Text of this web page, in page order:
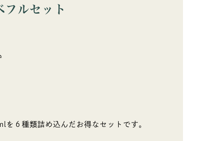
フルセット
を６種類詰め込んだお得なセットです。